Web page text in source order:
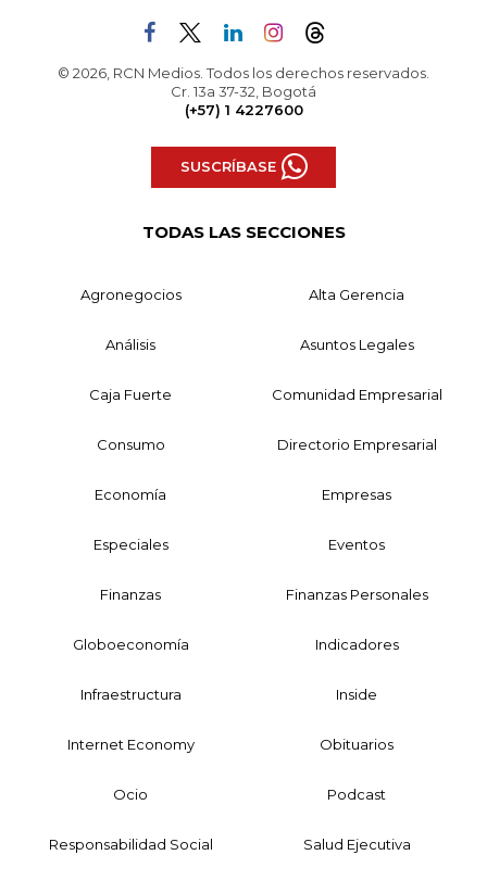
© 2026, RCN Medios. Todos los derechos reservados.
Cr. 13a 37-32, Bogotá
(+57) 1 4227600
SUSCRÍBASE
TODAS LAS SECCIONES
Agronegocios Alta Gerencia
Análisis Asuntos Legales
Caja Fuerte Comunidad Empresarial
Consumo Directorio Empresarial
Economía Empresas
Especiales Eventos
Finanzas Finanzas Personales
Globoeconomía Indicadores
Infraestructura Inside
Internet Economy Obituarios
Ocio Podcast
Responsabilidad Social Salud Ejecutiva